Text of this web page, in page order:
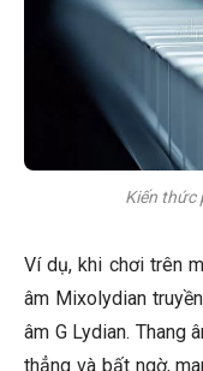
Kiến thức
Ví dụ, khi chơi trên
âm Mixolydian
âm G Lydian. Thang
thẳng và bất ngờ,